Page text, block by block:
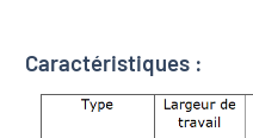
Caractéristiques :